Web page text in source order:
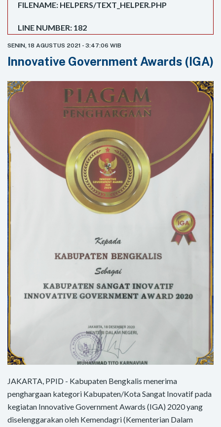
FILENAME: HELPERS/TEXT_HELPER.PHP
LINE NUMBER: 182
SENIN, 18 AGUSTUS 2021 - 3:47:06 WIB
Innovative Government Awards (IGA)
JAKARTA, PPID - Kabupaten Bengkalis menerima
penghargaan kategori Kabupaten/Kota Sangat Inovatif pada
kegiatan Innovative Government Awards (IGA) 2020 yang
diselenggarakan oleh Kemendagri (Kementerian Dalam